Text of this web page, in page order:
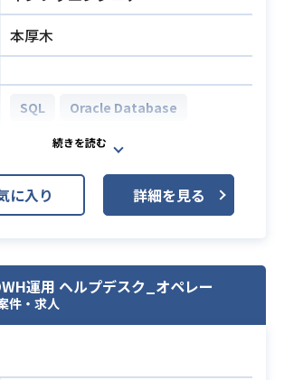
ティー管理、QA（常駐者）
・AWS基礎スキル
s、S3、IAM、SQS、CloudFormatio
n、Kinesis、Auto Scaling
・サーバOS基礎スキル（RHEL、Win
・上記環境を用いたシステムの設
計・構築の実績があること。
本厚木
SQL
Oracle Database
Microsoft SQL Server
AWS EC2 (Amazon EC2)
AWS ECS
AWS IAM
AWS S3
・自動車メーカー様DWHシステム運
用における、以下のジョブ監視/ヘル
プデスク/オペレーション、
に入り 詳細を見る
運用 ヘルプデスク_オペレー
件・求人